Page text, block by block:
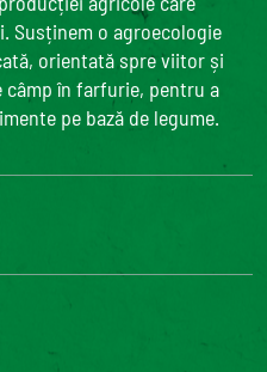
Susținem o agroecologie
orientată spre viitor și
câmp în farfurie, pentru a
pe bază de legume.